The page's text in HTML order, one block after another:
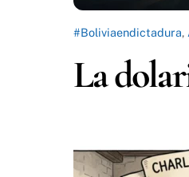
#Boliviaendictadura,
La